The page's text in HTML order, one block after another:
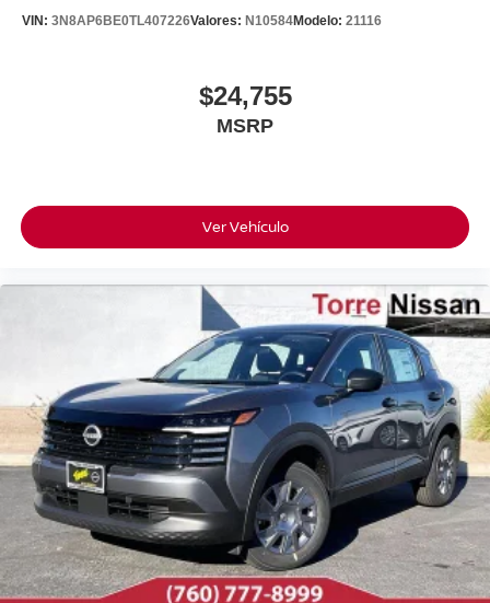
VIN: 3N8AP6BE0TL407226Valores: N10584Modelo: 21116
$24,755
MSRP
Ver Vehículo